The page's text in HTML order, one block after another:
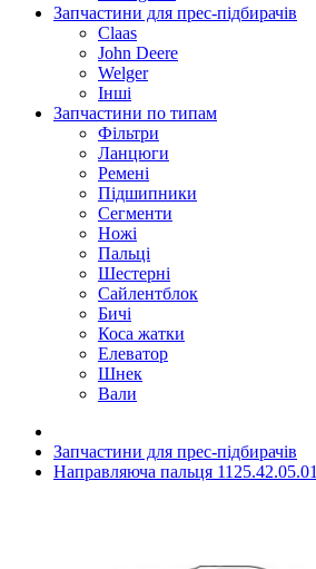
Запчастини для прес-підбирачів
Claas
John Deere
Welger
Інші
Запчастини по типам
Фільтри
Ланцюги
Ремені
Підшипники
Сегменти
Ножі
Пальці
Шестерні
Сайлентблок
Бичі
Коса жатки
Елеватор
Шнек
Вали
Запчастини для прес-підбирачів
Направляюча пальця 1125.42.05.01